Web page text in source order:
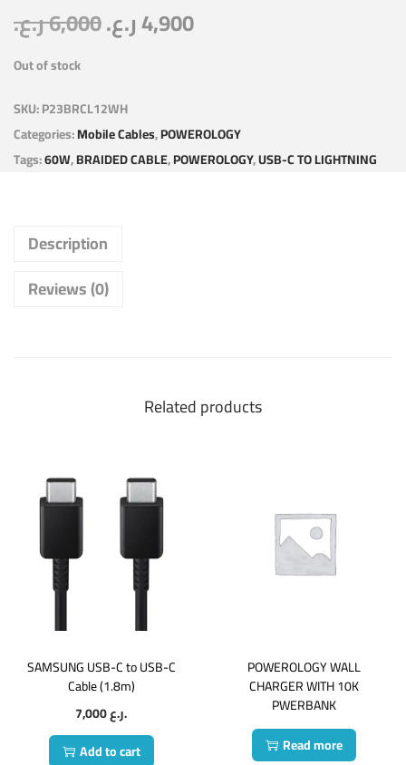
6,000ر.ع. 4,900ر.ع.
Out of stock
SKU:P23BRCL12WH
Categories:Mobile Cables,POWEROLOGY
Tags:60W,BRAIDED CABLE,POWEROLOGY,USB-C TO LIGHTNING
Description
Reviews (0)
Related products
SAMSUNG USB-C to USB-C
Cable (1.8m)
7,000
ر.ع.
Add to cart
POWEROLOGY WALL
CHARGER WITH 10K
PWERBANK
Read more